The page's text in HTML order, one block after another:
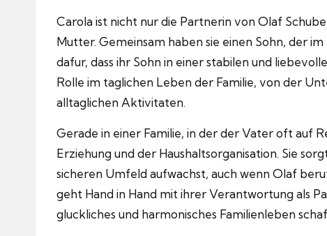
Carola ist nicht nur die Partnerin von Olaf
Mutter. Gemeinsam haben sie einen Sohn, der
dafur, dass ihr Sohn in einer stabilen und
Rolle im taglichen Leben der Familie, von der
alltaglichen Aktivitaten.
Gerade in einer Familie, in der der Vater oft auf
Erziehung und der Haushaltsorganisation. Sie
sicheren Umfeld aufwachst, auch wenn Olaf
geht Hand in Hand mit ihrer Verantwortung als
gluckliches und harmonisches Familienleben